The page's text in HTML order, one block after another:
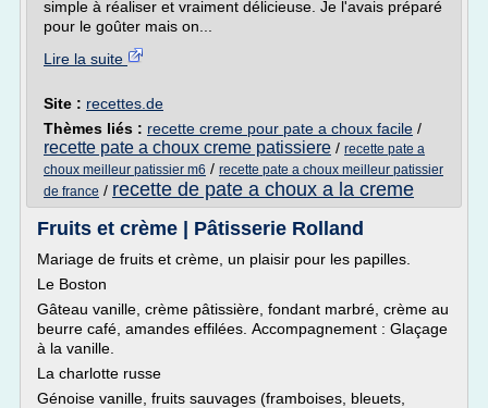
simple à réaliser et vraiment délicieuse. Je l'avais préparé
pour le goûter mais on...
Lire la suite
Site : recettes.de
Thèmes liés : recette creme pour pate a choux facile /
recette pate a choux creme patissiere / recette pate a
choux meilleur patissier m6 / recette pate a choux meilleur patissier
de france / recette de pate a choux a la creme
Fruits et crème | Pâtisserie Rolland
Mariage de fruits et crème, un plaisir pour les papilles.
Le Boston
Gâteau vanille, crème pâtissière, fondant marbré, crème au
beurre café, amandes effilées. Accompagnement : Glaçage
à la vanille.
La charlotte russe
Génoise vanille, fruits sauvages (framboises, bleuets,